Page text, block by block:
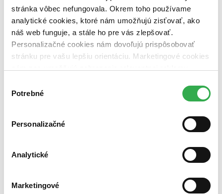
stránka vôbec nefungovala. Okrem toho používame
analytické cookies, ktoré nám umožňujú zisťovať, ako
náš web funguje, a stále ho pre vás zlepšovať.
Personalizačné cookies nám dovoľujú prispôsobovať
stránku pre vašu lepšiu orientáciu. Marketingové cookies
nám pomohlo, keby sme mohli používať všetky tieto
súhlasu
Potrebné
Personalizačné
Analytické
Marketingové
nová (0 titulov)nová
čítaná (0 titulov)čítaná
čítaná - výborný stav (0 titulov)čítaná - výborný stav
čítaná - mierne opotrebovaná (0 titulov)čítaná - mierne
opotrebovaná
čítané verzie vypredaných kníh (0 titulov)čítané verzie
vypredaných kníh
Bestsellery
Najdrahšie